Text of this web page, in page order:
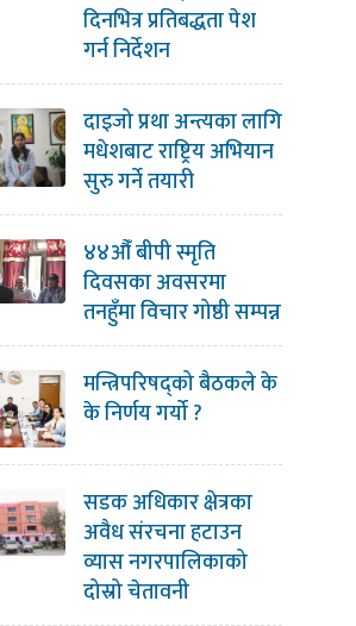
दिनभित्र प्रतिबद्धता पेश
गर्न निर्देशन
दाइजो प्रथा अन्त्यका लागि
मधेशबाट राष्ट्रिय अभियान
सुरु गर्ने तयारी
४४औँ बीपी स्मृति
दिवसका अवसरमा
तनहुँमा विचार गोष्ठी सम्पन्न
मन्त्रिपरिषद्को बैठकले के
के निर्णय गर्यो ?
सडक अधिकार क्षेत्रका
अवैध संरचना हटाउन
व्यास नगरपालिकाको
दोस्रो चेतावनी